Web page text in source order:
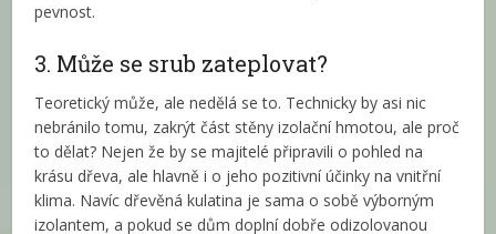
pevnost.
3. Může se srub zateplovat?
Teoretický může, ale nedělá se to. Technicky by asi nic
nebránilo tomu, zakrýt část stěny izolační hmotou, ale proč
to dělat? Nejen že by se majitelé připravili o pohled na
krásu dřeva, ale hlavně i o jeho pozitivní účinky na vnitřní
klima. Navíc dřevěná kulatina je sama o sobě výborným
izolantem, a pokud se dům doplní dobře odizolovanou